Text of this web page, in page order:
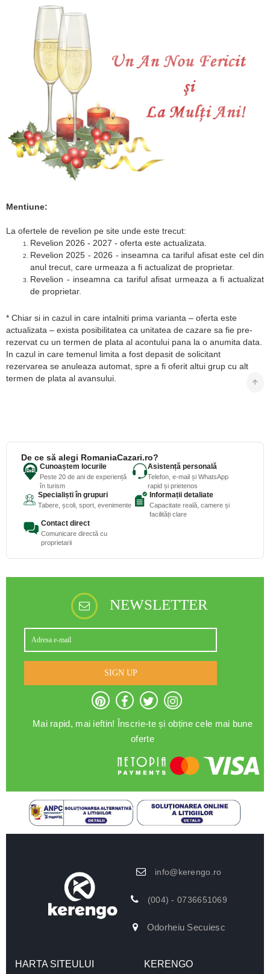
Mentiune:
La ofertele de revelion pe site unde este trecut:
Revelion 2026 - 2027 - oferta este actualizata.
Revelion 2025 - 2026 - inseamna ca tariful afisat este cel din
anul trecut, care urmeaza a fi actualizat de proprietar.
Revelion - inseamna ca tariful afisat urmeaza a fi actualizat
de proprietar.
* Chiar si in cazul in care intalniti prima varianta – oferta este
actualizata – exista posibilitatea ca unitatea de cazare sa fie pre-
rezervat cu un termen de plata al acontului pana la o anumita data.
In cazul in care temenul limita a fost depasit de solicitant
rezervarea se anuleaza automat, spre a fi oferit altui grup cu alt
termen de plata al avansului.
De ce să alegi RomaniaCazari.ro?
Cunoaștem locurile
Peste 20 de ani de experiență
în turism
Asistență personală
Telefon, e-mail și WhatsApp
rapid și prietenos
Specialiști în grupuri
Tabere, școli, sport, evenimente
Informații detaliate
Capacitate reală, camere și
facilități clare
Contact direct
Comunicare directă cu
proprietarii
NEWSLETTER
SIGN UP
Mai rapid, mai ieftin! Înscrie-te și obține cele mai bune
oferte
info@kerengo.ro
(004) - 0736651069
Odorheiu Secuiesc
HARTA SITEULUI KERENGO